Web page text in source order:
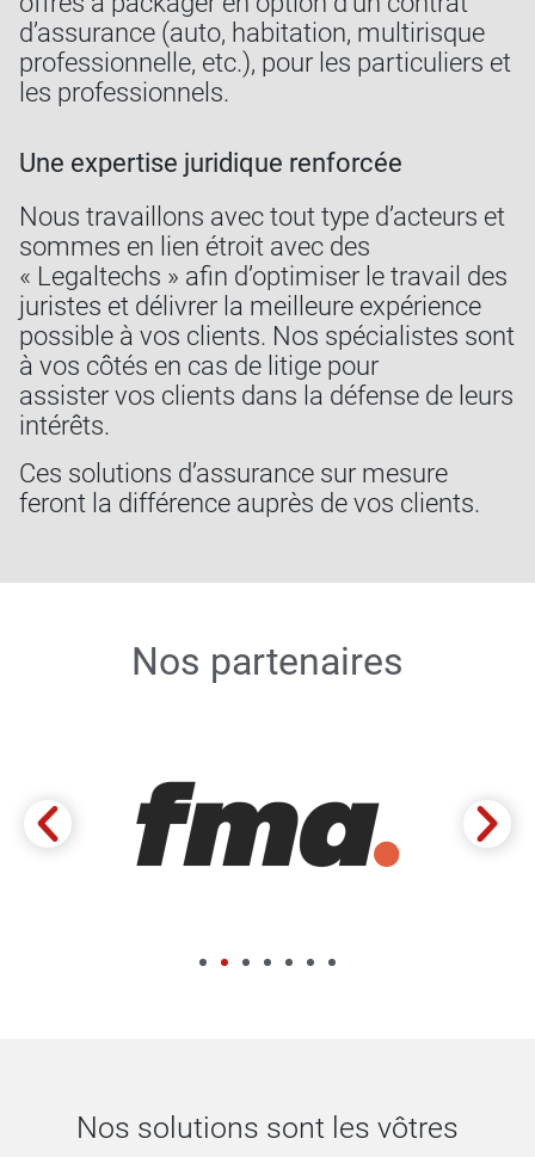
d’assurance (auto, habitation, multirisque
professionnelle, etc.), pour les particuliers et
les professionnels.
Une expertise juridique renforcée
Nous travaillons avec tout type d’acteurs et
sommes en lien étroit avec des
« Legaltechs » afin d’optimiser le travail des
juristes et délivrer la meilleure expérience
possible à vos clients. Nos spécialistes sont
à vos côtés en cas de litige pour
assister vos clients dans la défense de leurs
intérêts.
Ces solutions d’assurance sur mesure
feront la différence auprès de vos clients.
Nos partenaires
Nos solutions sont les vôtres